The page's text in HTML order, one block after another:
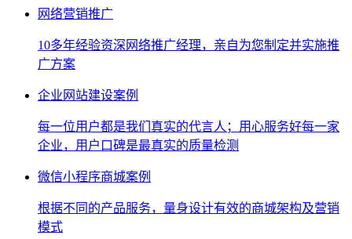
网络营销推广
10多年经验资深网络推广经理，亲自为您制定并实施推
广方案
企业网站建设案例
每一位用户都是我们真实的代言人；用心服务好每一家
企业，用户口碑是最真实的质量检测
微信小程序商城案例
根据不同的产品服务，量身设计有效的商城架构及营销
模式